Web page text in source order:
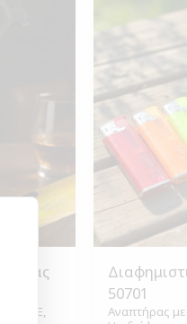
50701
Αναπτήρας με